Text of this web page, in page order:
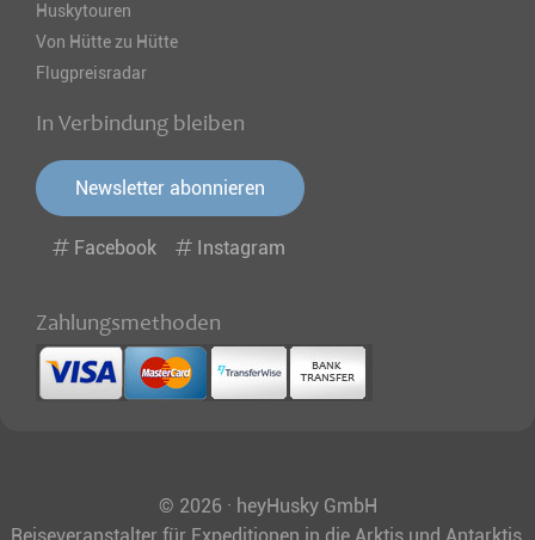
Huskytouren
Von Hütte zu Hütte
Flugpreisradar
In Verbindung bleiben
Newsletter abonnieren
Facebook Instagram
Zahlungsmethoden
© 2026 · heyHusky GmbH